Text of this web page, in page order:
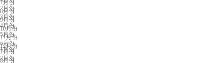
7月份
8月份
9月份
10月份
11月份
12月份
2月份
3月份
4月份
5月份
6月份
7月份
8月份
西安展会排期
1月份
2月份